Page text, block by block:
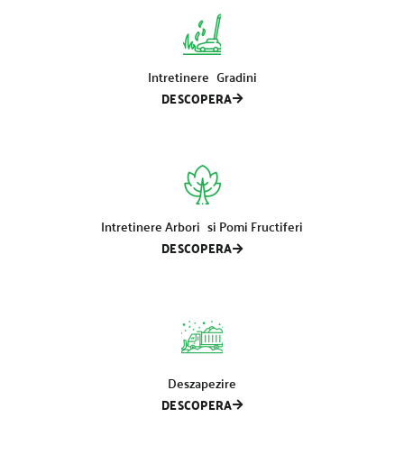
Intretinere Gradini
DESCOPERA
Intretinere Arbori si Pomi Fructiferi
DESCOPERA
Deszapezire
DESCOPERA